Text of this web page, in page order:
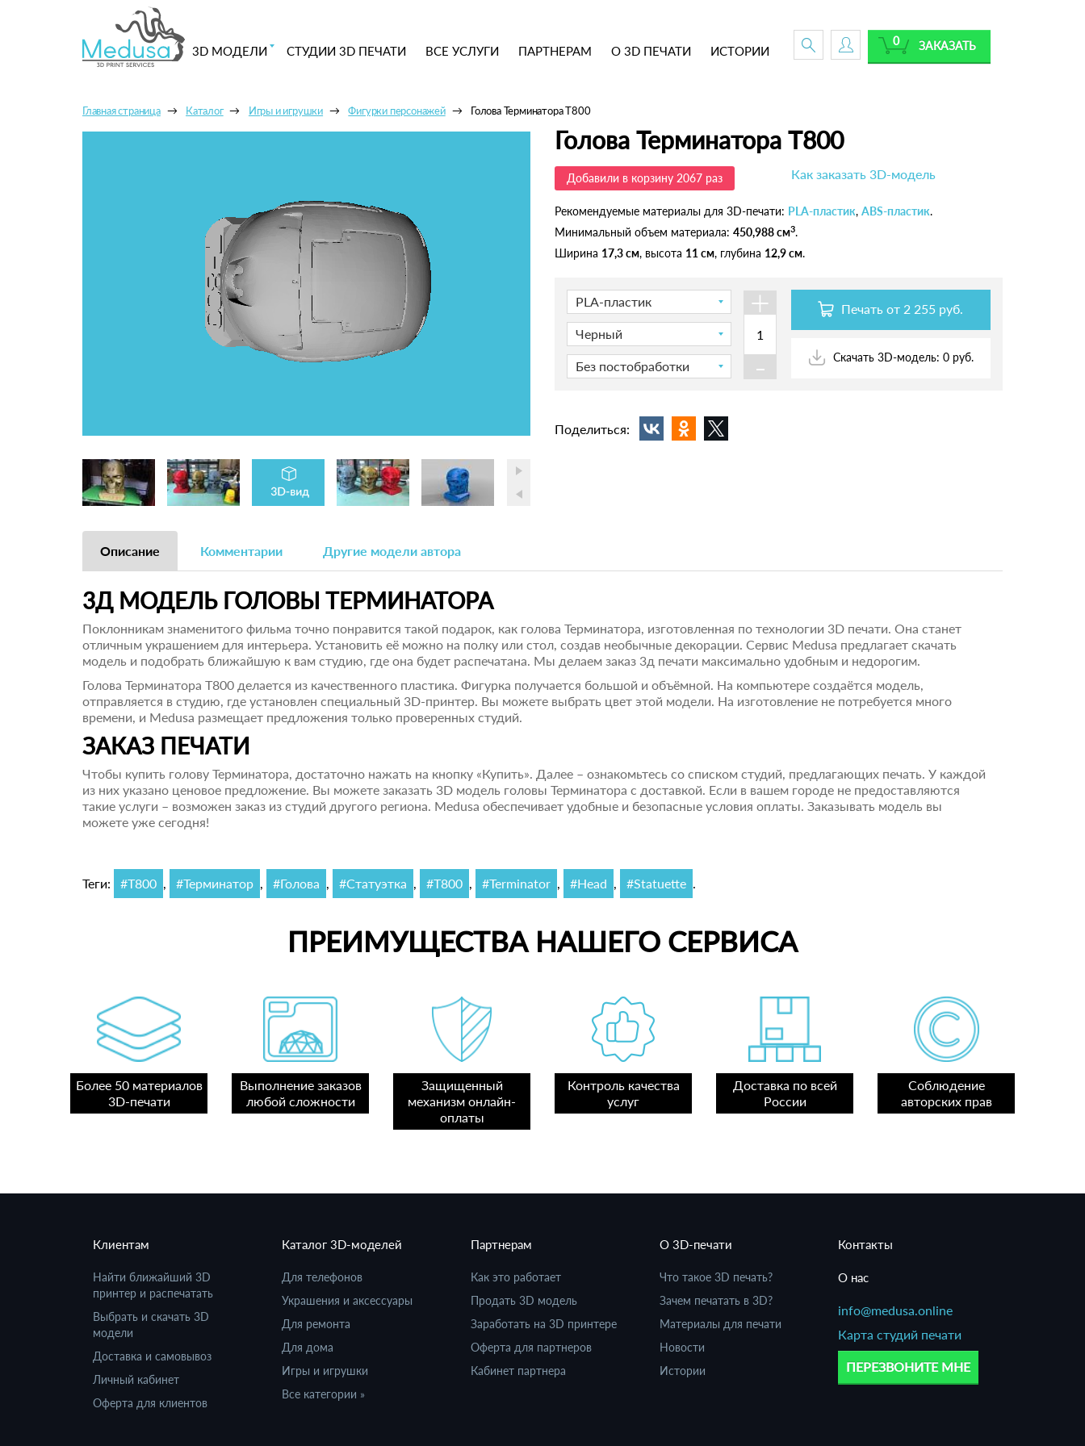
3D МОДЕЛИ СТУДИИ 3D ПЕЧАТИ ВСЕ УСЛУГИ ПАРТНЕРАМ О 3D ПЕЧАТИ ИСТОРИИ ЗАКАЗАТЬ
0
Главная страница Каталог Игры и игрушки Фигурки персонажей Голова Терминатора Т800
Голова Терминатора Т800
Добавили в корзину 2067 раз Как заказать 3D-модель
Рекомендуемые материалы для 3D-печати: PLA-пластик, ABS-пластик.
Минимальный объем материала: 450,988 см3.
Ширина 17,3 см, высота 11 см, глубина 12,9 см.
PLA-пластик
Черный
Без постобработки
+
-
Печать от 2 255 руб.
Скачать 3D-модель: 0 руб.
Поделиться:
Описание Комментарии Другие модели автора
3Д МОДЕЛЬ ГОЛОВЫ ТЕРМИНАТОРА
Поклонникам знаменитого фильма точно понравится такой подарок, как голова Терминатора, изготовленная по технологии 3D печати. Она станет
отличным украшением для интерьера. Установить её можно на полку или стол, создав необычные декорации. Сервис Medusa предлагает скачать
модель и подобрать ближайшую к вам студию, где она будет распечатана. Мы делаем заказ 3д печати максимально удобным и недорогим.
Голова Терминатора Т800 делается из качественного пластика. Фигурка получается большой и объёмной. На компьютере создаётся модель,
отправляется в студию, где установлен специальный 3D-принтер. Вы можете выбрать цвет этой модели. На изготовление не потребуется много
времени, и Medusa размещает предложения только проверенных студий.
ЗАКАЗ ПЕЧАТИ
Чтобы купить голову Терминатора, достаточно нажать на кнопку «Купить». Далее – ознакомьтесь со списком студий, предлагающих печать. У каждой
из них указано ценовое предложение. Вы можете заказать 3D модель головы Терминатора с доставкой. Если в вашем городе не предоставляются
такие услуги – возможен заказ из студий другого региона. Medusa обеспечивает удобные и безопасные условия оплаты. Заказывать модель вы
можете уже сегодня!
Теги: #Т800 , #Терминатор , #Голова , #Статуэтка , #T800 , #Terminator , #Head , #Statuette .
ПРЕИМУЩЕСТВА НАШЕГО СЕРВИСА
Более 50 материалов
3D-печати
Выполнение заказов
любой сложности
Защищенный
механизм онлайн-
оплаты
Контроль качества
услуг
Доставка по всей
России
Соблюдение
авторских прав
Клиентам
Найти ближайший 3D
принтер и распечатать
Выбрать и скачать 3D
модели
Доставка и самовывоз
Личный кабинет
Оферта для клиентов
Каталог 3D-моделей
Для телефонов
Украшения и аксессуары
Для ремонта
Для дома
Игры и игрушки
Все категории »
Партнерам
Как это работает
Продать 3D модель
Заработать на 3D принтере
Оферта для партнеров
Кабинет партнера
О 3D-печати
Что такое 3D печать?
Зачем печатать в 3D?
Материалы для печати
Новости
Истории
Контакты
О нас
info@medusa.online
Карта студий печати
ПЕРЕЗВОНИТЕ МНЕ